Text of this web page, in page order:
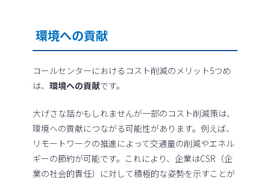
環境への貢献
コールセンターにおけるコスト削減のメリット5つめ
は、環境への貢献です。
大げさな話かもしれませんが一部のコスト削減策は、
環境への貢献につながる可能性があります。例えば、
リモートワークの推進によって交通量の削減やエネル
ギーの節約が可能です。これにより、企業はCSR（企
業の社会的責任）に対して積極的な姿勢を示すことが